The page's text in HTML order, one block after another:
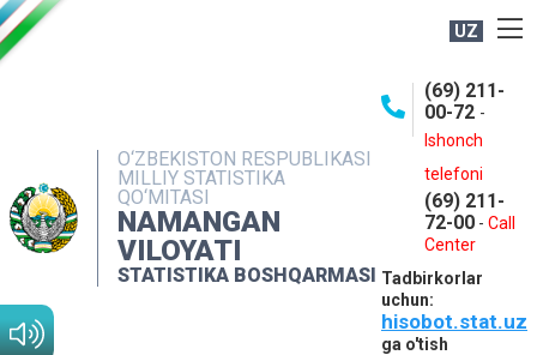
UZ
O‘ZBEKISTON RESPUBLIKASI
MILLIY STATISTIKA
QO‘MITASI
NAMANGAN
VILOYATI
STATISTIKA BOSHQARMASI
(69) 211-
00-72 -
Ishonch
telefoni
(69) 211-
72-00 - Call
Center
Tadbirkorlar
uchun:
hisobot.stat.uz
ga o'tish
NASHRLAR
INTERAKTIV XIZMATLAR
MATBUOT XIZMATI
MUROJAATLAR